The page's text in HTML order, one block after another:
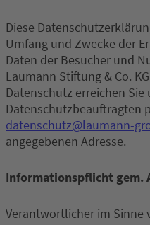
Diese
Umfang und Zwecke der
Daten der Besucher und
Laumann Stiftung & Co.
Datenschutz erreichen Sie
Datenschutzbeauftragten
datenschutz@laumann-
angegebenen Adresse.
Informationspflicht gem.
Verantwortlicher im Sinne